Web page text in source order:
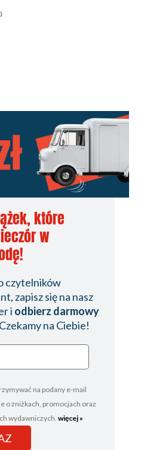
które
w
czytelników
zapisz się na nasz
i odbierz darmowy
na Ciebie!
na podany e-mail
o zniżkach, promocjach oraz
wydawniczych. więcej »